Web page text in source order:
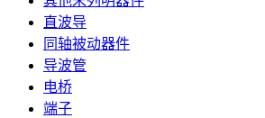
直波导
同轴被动器件
导波管
电桥
端子